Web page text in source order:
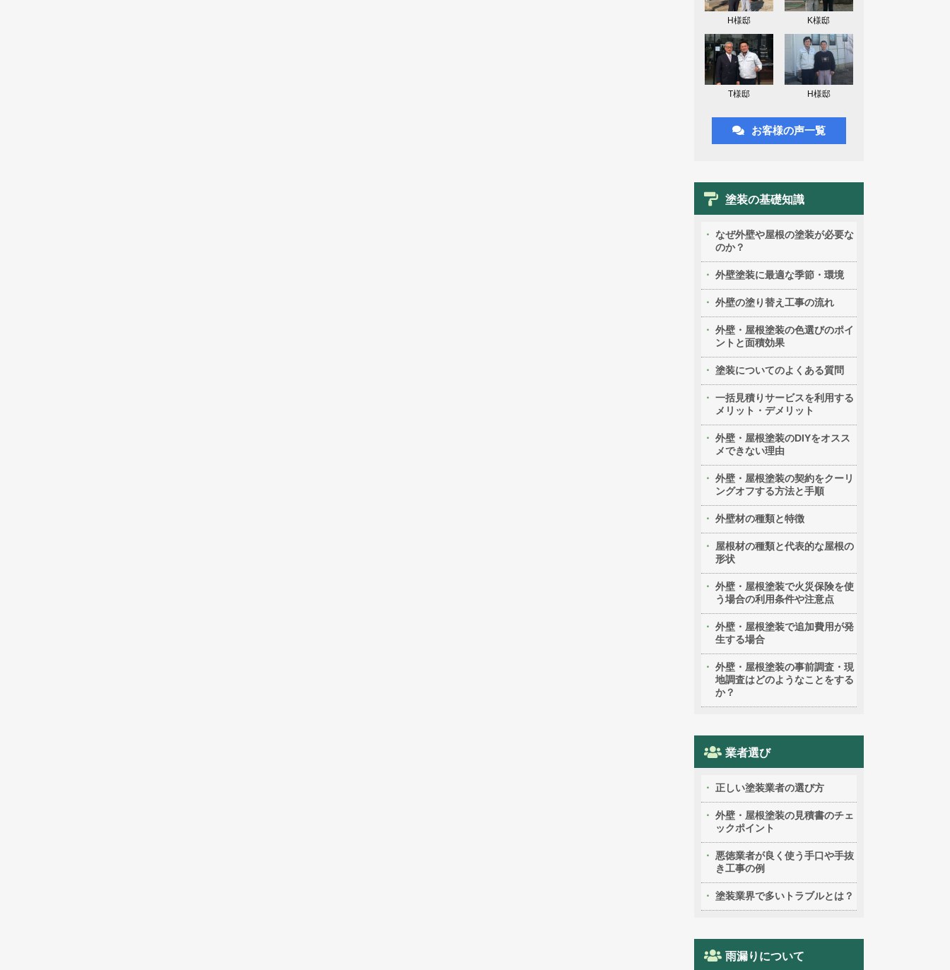
H様邸 K様邸
T様邸 H様邸
お客様の声一覧
塗装の基礎知識
なぜ外壁や屋根の塗装が必要な
のか？
外壁塗装に最適な季節・環境
外壁の塗り替え工事の流れ
外壁・屋根塗装の色選びのポイ
ントと面積効果
塗装についてのよくある質問
一括見積りサービスを利用する
メリット・デメリット
外壁・屋根塗装のDIYをオスス
メできない理由
外壁・屋根塗装の契約をクーリ
ングオフする方法と手順
外壁材の種類と特徴
屋根材の種類と代表的な屋根の
形状
外壁・屋根塗装で火災保険を使
う場合の利用条件や注意点
外壁・屋根塗装で追加費用が発
生する場合
外壁・屋根塗装の事前調査・現
地調査はどのようなことをする
か？
業者選び
正しい塗装業者の選び方
外壁・屋根塗装の見積書のチェ
ックポイント
悪徳業者が良く使う手口や手抜
き工事の例
塗装業界で多いトラブルとは？
雨漏りについて